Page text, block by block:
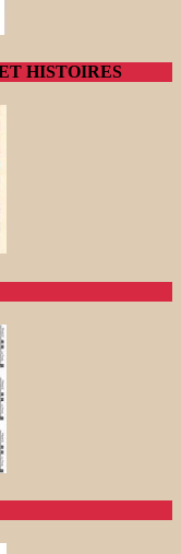
HISTOIRES